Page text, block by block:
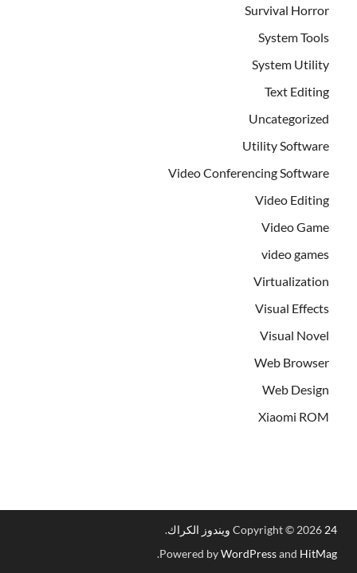
Survival Horror
System Tools
System Utility
Text Editing
Uncategorized
Utility Software
Video Conferencing Software
Video Editing
Video Game
video games
Virtualization
Visual Effects
Visual Novel
Web Browser
Web Design
Xiaomi ROM
Copyright © 2026 24 ويندوز الكراك
.
Powered byWordPressand HitMag
.